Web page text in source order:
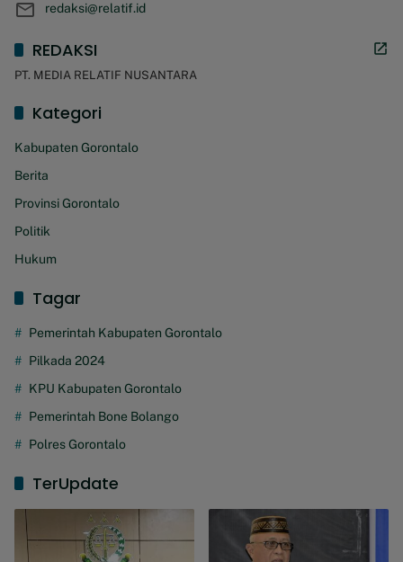
redaksi@relatif.id
REDAKSI
PT. MEDIA RELATIF NUSANTARA
Kategori
Kabupaten Gorontalo
Berita
Provinsi Gorontalo
Politik
Hukum
Tagar
Pemerintah Kabupaten Gorontalo
Pilkada 2024
KPU Kabupaten Gorontalo
Pemerintah Bone Bolango
Polres Gorontalo
TerUpdate